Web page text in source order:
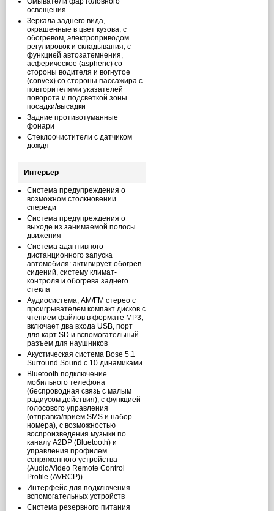
освещения
Зеркала заднего вида,
окрашенные в цвет кузова, с
обогревом, электроприводом
регулировок и складывания, с
функцией автозатемнения,
асферическое (aspheric) со
стороны водителя и вогнутое
(convex) со стороны пассажира с
повторителями указателей
поворота и подсветкой зоны
посадки/высадки
Задние противотуманные
фонари
Стеклоочистители c датчиком
дождя
Интерьер
Cистема предупреждения о
возможном столкновении
спереди
Система предупреждения о
выходе из занимаемой полосы
движения
Система адаптивного
дистанционного запуска
автомобиля: активирует обогрев
сидений, систему климат-
контроля и обогрева заднего
стекла
Аудиосистема, AM/FM стерео с
проигрывателем компакт дисков с
чтением файлов в формате MP3,
включает два входа USB, порт
для карт SD и вспомогательный
разъем для наушников
Акустическая система Bose 5.1
Surround Sound с 10 динамиками
Bluetooth подключение
мобильного телефона
(беспроводная связь с малым
радиусом действия), с функцией
голосового управления
(отправка/прием SMS и набор
номера), с возможностью
воспроизведения музыки по
каналу A2DP (Bluetooth) и
управления профилем
сопряженного устройства
(Audio/Video Remote Control
Profile (AVRCP))
Интерфейс для подключения
вспомогательных устройств
Система резервного питания